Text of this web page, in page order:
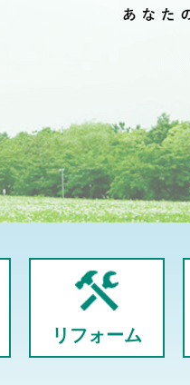
リフォーム